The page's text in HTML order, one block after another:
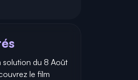
solution du 8 Août
le film